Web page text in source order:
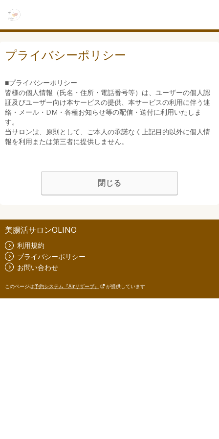
プライバシーポリシー
■プライバシーポリシー
皆様の個人情報（氏名・住所・電話番号等）は、ユーザーの個人認
証及びユーザー向け本サービスの提供、本サービスの利用に伴う連
絡・メール・DM・各種お知らせ等の配信・送付に利用いたしま
す。
当サロンは、原則として、ご本人の承諾なく上記目的以外に個人情
報を利用または第三者に提供しません。
閉じる
美腸活サロンOLINO
利用規約
プライバシーポリシー
お問い合わせ
このページは予約システム『Airリザーブ』 が提供しています